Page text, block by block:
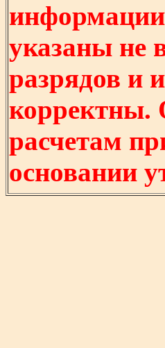
указаны не
разрядов и
корректны.
расчетам
основании